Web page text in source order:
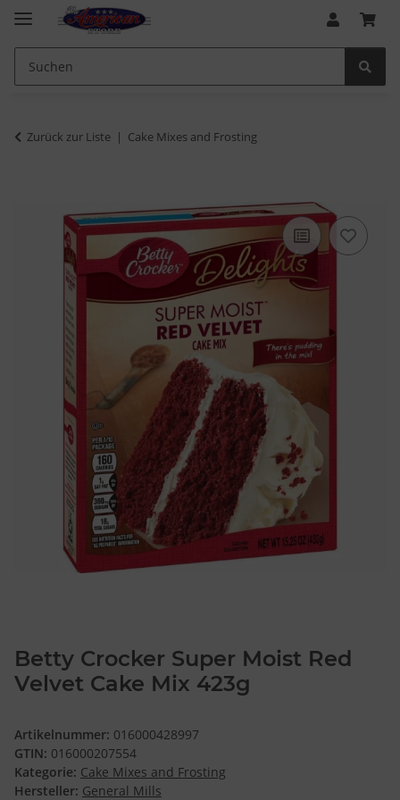
Zurück zur Liste Cake Mixes and Frosting
Betty Crocker Super Moist Red
Velvet Cake Mix 423g
Artikelnummer: 016000428997
GTIN: 016000207554
Kategorie: Cake Mixes and Frosting
Hersteller: General Mills